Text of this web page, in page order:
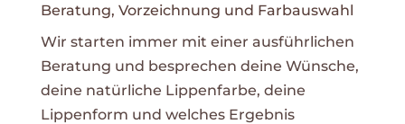
Beratung, Vorzeichnung und Farbauswahl
Wir starten immer mit einer ausführlichen
Beratung und besprechen deine Wünsche,
deine natürliche Lippenfarbe, deine
Lippenform und welches Ergebnis